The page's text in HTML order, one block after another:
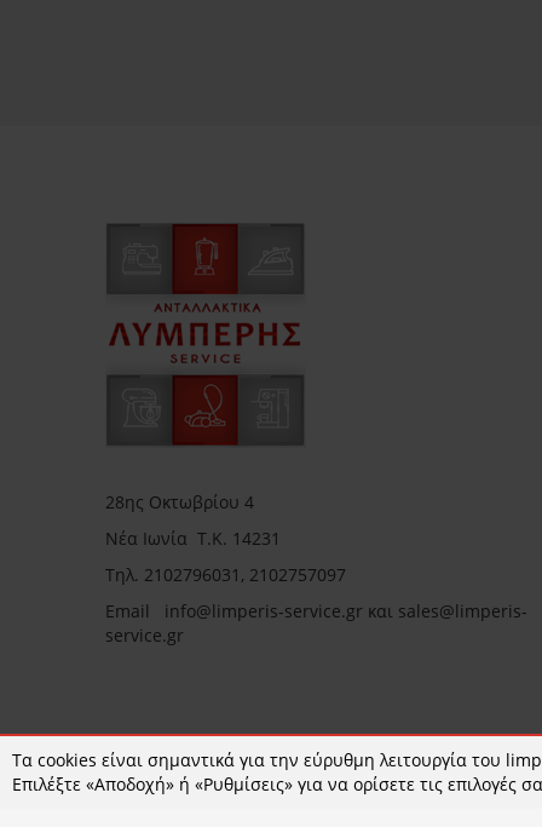
28ης Οκτωβρίου 4
Νέα Ιωνία Τ.Κ. 14231
Τηλ. 2102796031, 2102757097
Email info@limperis-service.gr και sales@limperis-
service.gr
Τα cookies είναι σημαντικά για την εύρυθμη λειτουργία του
Επιλέξτε «Αποδοχή» ή «Ρυθμίσεις» για να ορίσετε τις επιλογές